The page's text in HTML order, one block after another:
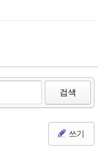
검색
쓰기